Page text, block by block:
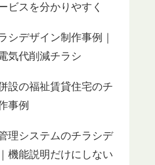
ビスを分かりやすく
シデザイン制作事例｜
気代削減チラシ
設の福祉賃貸住宅のチ
事例
理システムのチラシデ
機能説明だけにしない